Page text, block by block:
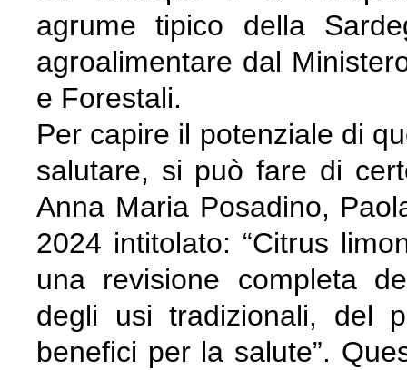
agrume tipico della
agroalimentare dal
e Forestali.
Per capire il potenziale di
salutare, si può fare di
Anna Maria Posadino,
2024 intitolato: “Citrus
una revisione completa
degli usi tradizionali, del
benefici per la salute”.